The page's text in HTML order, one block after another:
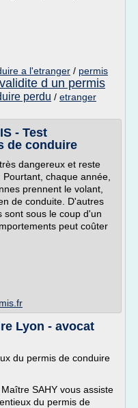
a l'etranger / permis
validite d un permis
perdu / etranger
- Test
de conduire
dangereux et reste
chaque année,
prennent le volant,
de conduite. D'autres
sont sous le coup d'un
peut coûter
Lyon - avocat
du permis de conduire
SAHY vous assiste
du permis de